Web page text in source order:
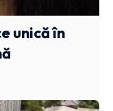
unică în